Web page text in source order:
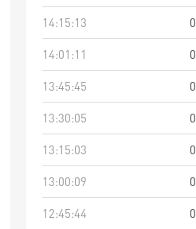
14:15:13
0
14:01:11
0
13:45:45
0
13:30:05
0
13:15:03
0
13:00:09
0
12:45:44
0